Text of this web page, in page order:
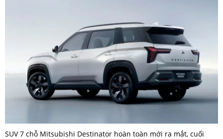
SUV 7 chỗ Mitsubishi Destinator hoàn toàn mới ra mắt, cuối